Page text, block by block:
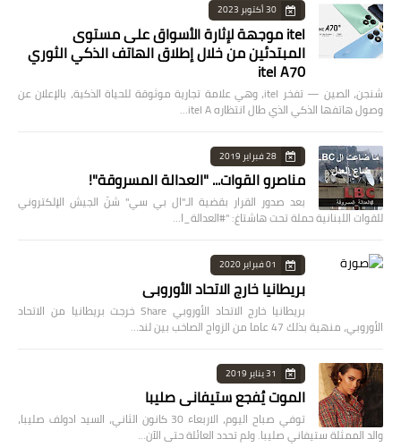
30 أكتوبر 2023
itel موجهة لإثارة الأسواق على مستوى
المبتدئين من خلال إطلاق الهاتف الذكي الثوري
itel A70
شنجن، الصين — تفخر itel، وهي علامة تجارية موثوقة للحياة الذكية، بالإعلان عن
وصول هاتفها الذكي الذي طال انتظاره itel A…
28 فبراير 2019
مناصرو القوات... "العدالة المسروقة"!
بعد صدور القرار بقضية الـ"ال بي سي" شنّ الجيش الإلكتروني
للقوات اللبنانية حملة تحت هاشتاغ: "#العدالة_ا…
01 فبراير 2020
بريطانيا خارج الاتحاد الأوروبي
بريطانيا خارج الاتحاد الأوروبي Share خرجت بريطانيا من الاتحاد
الأوروبي، منهية بذلك 47 عاما من الزواج الصاخب بين لند…
31 يناير 2019
الموت يُفجع ستيفاني صليبا
توفي صباح اليوم، الاربعاء 30 كانون الثاني، السيد ادولف صليبا،
والد الممثلة ستيفاني صليبا. ولم تحدد العائلة حتى الآن…